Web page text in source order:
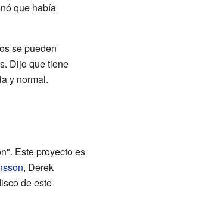
que había
se pueden
Dijo que tiene
y normal.
Este proyecto es
, Derek
de este